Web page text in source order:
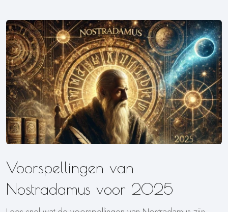
Voorspellingen van
Nostradamus voor 2025